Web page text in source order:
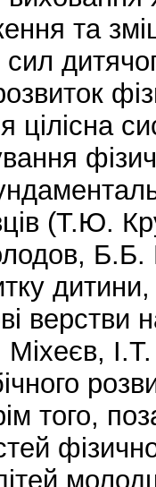
та
сил
(Т.Ю.
Б.Б.
верстви
того,